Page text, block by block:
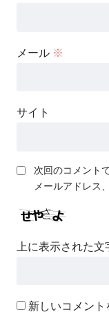
メール ※
サイト
次回のコメント
メールアドレス
上に表示された
新しいコメン